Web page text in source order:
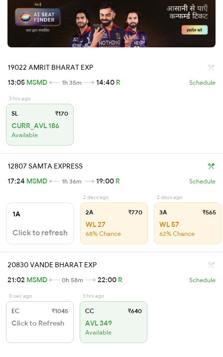
19022 AMRIT BHARAT EXP
13:05 MSMD 1h 35m 14:40 R Schedule
3 hrs ago
SL ₹170
CURR_AVL 186
Available
12807 SAMTA EXPRESS
17:24 MSMD 1h 36m 19:00 R Schedule
1A
Click to refresh
2 days ago
2A ₹770
WL 27
68% Chance
2 days ago
3A ₹565
WL 57
62% Chance
20830 VANDE BHARAT EXP
21:02 MSMD 0h 58m 22:00 R Schedule
0 sec ago
EC ₹1045
Click to Refresh
3 hrs ago
CC ₹640
AVL 349
Available